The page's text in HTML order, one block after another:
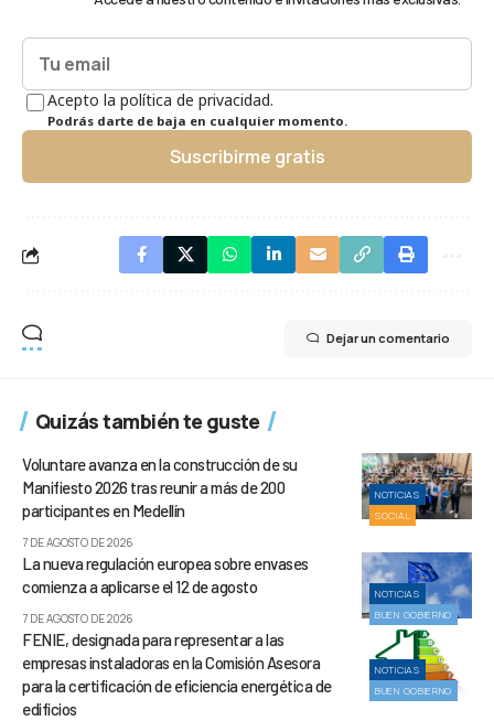
Acepto la política de privacidad.
Podrás darte de baja en cualquier momento.
Suscribirme gratis
Dejar un comentario
Quizás también te guste
NOTICIAS
SOCIAL
Voluntare avanza en la construcción de su
Manifiesto 2026 tras reunir a más de 200
participantes en Medellín
7 DE AGOSTO DE 2026
NOTICIAS
BUEN GOBIERNO
La nueva regulación europea sobre envases
comienza a aplicarse el 12 de agosto
7 DE AGOSTO DE 2026
NOTICIAS
BUEN GOBIERNO
FENIE, designada para representar a las
empresas instaladoras en la Comisión Asesora
para la certificación de eficiencia energética de
edificios